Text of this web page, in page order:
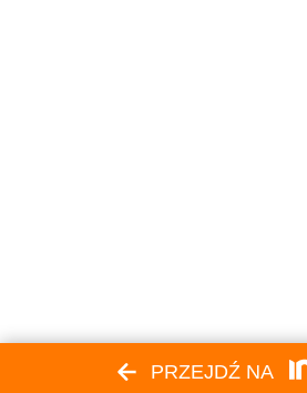
PRZEJDŹ NA